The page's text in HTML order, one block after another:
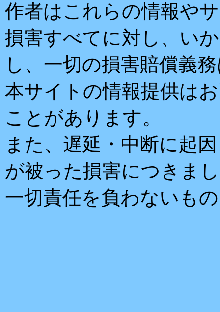
作者はこれらの情報や
損害すべてに対し、い
し、一切の損害賠償義
本サイトの情報提供は
ことがあります。
また、遅延・中断に起
が被った損害につきま
一切責任を負わないも